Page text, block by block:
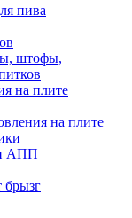
пива
штофы,
на плите
на плите
АПП
брызг